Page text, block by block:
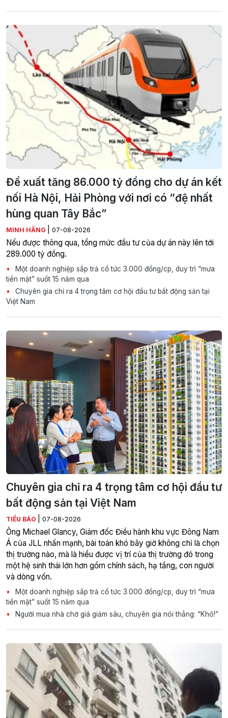
Đề xuất tăng 86.000 tỷ đồng cho dự án kết
nối Hà Nội, Hải Phòng với nơi có “đệ nhất
hùng quan Tây Bắc”
MINH HẰNG 07-08-2026
Nếu được thông qua, tổng mức đầu tư của dự án này lên tới
289.000 tỷ đồng.
Một doanh nghiệp sắp trả cổ tức 3.000 đồng/cp, duy trì “mưa
tiền mặt” suốt 15 năm qua
Chuyên gia chỉ ra 4 trọng tâm cơ hội đầu tư bất động sản tại
Việt Nam
Chuyên gia chỉ ra 4 trọng tâm cơ hội đầu tư
bất động sản tại Việt Nam
TIỂU BẢO 07-08-2026
Ông Michael Glancy, Giám đốc Điều hành khu vực Đông Nam
Á của JLL nhấn mạnh, bài toán khó bây giờ không chỉ là chọn
thị trường nào, mà là hiểu được vị trí của thị trường đó trong
một hệ sinh thái lớn hơn gồm chính sách, hạ tầng, con người
và dòng vốn.
Một doanh nghiệp sắp trả cổ tức 3.000 đồng/cp, duy trì “mưa
tiền mặt” suốt 15 năm qua
Người mua nhà chờ giá giảm sâu, chuyên gia nói thẳng: “Khó!”